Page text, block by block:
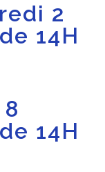
2
14H
14H